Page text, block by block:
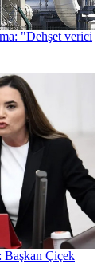
"Dehşet verici
Başkan Çiçek